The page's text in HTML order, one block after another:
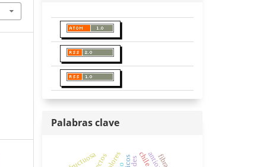
Palabras clave
fructuosa